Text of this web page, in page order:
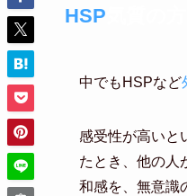
HSP
中でもHSPなど
感受性が高いと
たとき、他の人
和感を、無意識